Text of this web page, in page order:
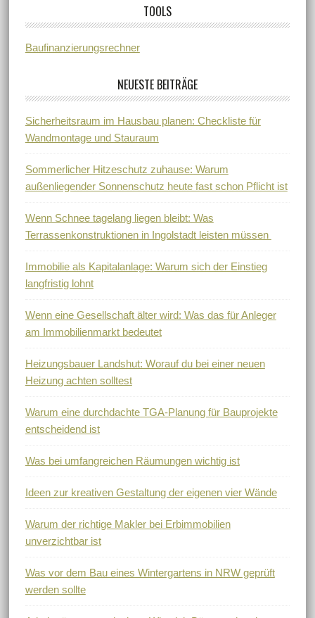
TOOLS
Baufinanzierungsrechner
NEUESTE BEITRÄGE
Sicherheitsraum im Hausbau planen: Checkliste für
Wandmontage und Stauraum
Sommerlicher Hitzeschutz zuhause: Warum
außenliegender Sonnenschutz heute fast schon Pflicht ist
Wenn Schnee tagelang liegen bleibt: Was
Terrassenkonstruktionen in Ingolstadt leisten müssen
Immobilie als Kapitalanlage: Warum sich der Einstieg
langfristig lohnt
Wenn eine Gesellschaft älter wird: Was das für Anleger
am Immobilienmarkt bedeutet
Heizungsbauer Landshut: Worauf du bei einer neuen
Heizung achten solltest
Warum eine durchdachte TGA-Planung für Bauprojekte
entscheidend ist
Was bei umfangreichen Räumungen wichtig ist
Ideen zur kreativen Gestaltung der eigenen vier Wände
Warum der richtige Makler bei Erbimmobilien
unverzichtbar ist
Was vor dem Bau eines Wintergartens in NRW geprüft
werden sollte